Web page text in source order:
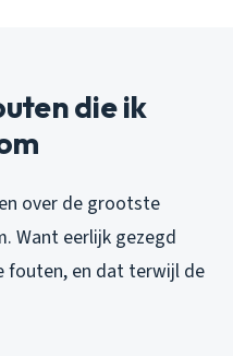
die ik
over de grootste
Want eerlijk gezegd
fouten, en dat terwijl de